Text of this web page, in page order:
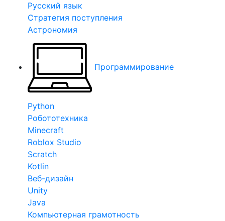
Русский язык
Стратегия поступления
Астрономия
Программирование
Python
Робототехника
Minecraft
Roblox Studio
Scratch
Kotlin
Веб-дизайн
Unity
Java
Компьютерная грамотность